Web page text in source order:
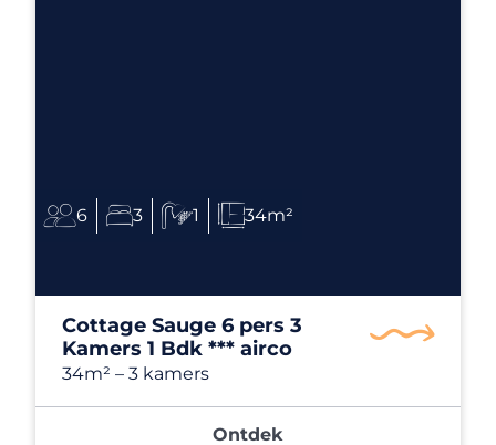
6 3 1 34m²
Cottage Sauge 6 pers 3
Kamers 1 Bdk *** airco
34m² – 3 kamers
Ontdek